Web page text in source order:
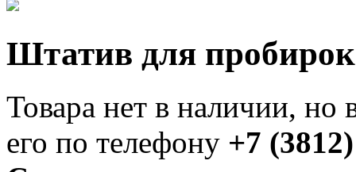
Штатив для
Товара нет в наличии, но
его по телефону +7